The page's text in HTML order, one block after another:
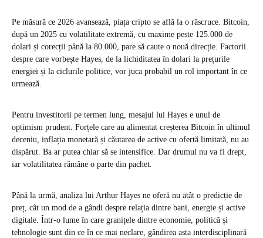
Pe măsură ce 2026 avansează, piața cripto se află la o răscruce. Bitcoin,
după un 2025 cu volatilitate extremă, cu maxime peste 125.000 de
dolari și corecții până la 80.000, pare să caute o nouă direcție. Factorii
despre care vorbește Hayes, de la lichiditatea în dolari la prețurile
energiei și la ciclurile politice, vor juca probabil un rol important în ce
urmează.
Pentru investitorii pe termen lung, mesajul lui Hayes e unul de
optimism prudent. Forțele care au alimentat creșterea Bitcoin în ultimul
deceniu, inflația monetară și căutarea de active cu ofertă limitată, nu au
dispărut. Ba ar putea chiar să se intensifice. Dar drumul nu va fi drept,
iar volatilitatea rămâne o parte din pachet.
Până la urmă, analiza lui Arthur Hayes ne oferă nu atât o predicție de
preț, cât un mod de a gândi despre relația dintre bani, energie și active
digitale. Într-o lume în care granițele dintre economie, politică și
tehnologie sunt din ce în ce mai neclare, gândirea asta interdisciplinară